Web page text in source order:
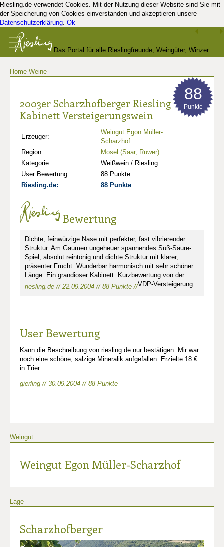
Riesling.de verwendet Cookies. Mit der Nutzung dieser Website sind Sie mit
der Speicherung von Cookies einverstanden und akzeptieren unsere
Datenschutzerklärung. Ok
Das Portal für alle Rieslingfreunde, Weingüter, Winzer
Home Weine
2003er Scharzhofberger Riesling
Kabinett Versteigerungswein
Erzeuger:
Weingut Egon Müller-
Scharzhof
Region:
Mosel (Saar, Ruwer)
Kategorie:
Weißwein / Riesling
User Bewertung:
88 Punkte
Riesling.de:
88 Punkte
88
Punkte
Bewertung
Dichte, feinwürzige Nase mit perfekter, fast vibrierender
Struktur. Am Gaumen ungeheuer spannendes Süß-Säure-
Spiel, absolut reintönig und dichte Struktur mit klarer,
präsenter Frucht. Wunderbar harmonisch mit sehr schöner
Länge. Ein grandioser Kabinett. Kurzbewertung von der
VDP-Versteigerung.
riesling.de // 22.09.2004 // 88 Punkte //
User Bewertung
Kann die Beschreibung von riesling.de nur bestätigen. Mir war
noch eine schöne, salzige Mineralik aufgefallen. Erzielte 18 €
in Trier.
gierling // 30.09.2004 // 88 Punkte
Weingut
Weingut Egon Müller-Scharzhof
Lage
Scharzhofberger